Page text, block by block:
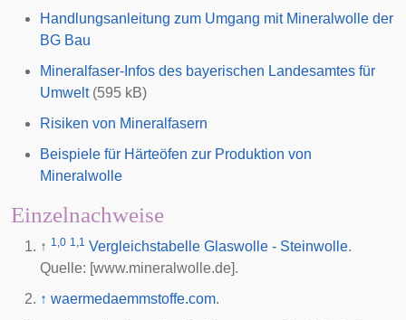
Handlungsanleitung zum Umgang mit Mineralwolle der
BG Bau
Mineralfaser-Infos des bayerischen Landesamtes für
Umwelt(595 kB)
Risiken von Mineralfasern
Beispiele für Härteöfen zur Produktion von
Mineralwolle
Einzelnachweise
↑ 1,0 1,1 Vergleichstabelle Glaswolle - Steinwolle.
Quelle: [www.mineralwolle.de].
↑ waermedaemmstoffe.com.